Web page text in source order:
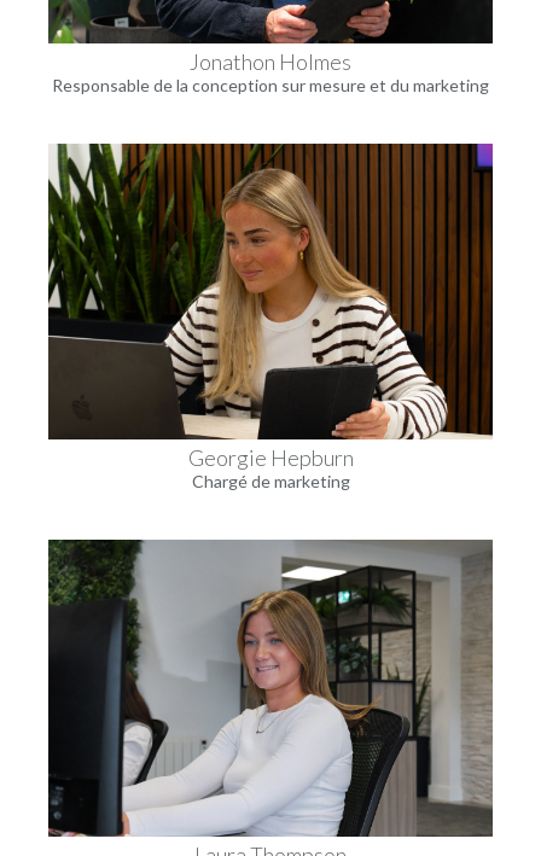
Jonathon Holmes
Responsable de la conception sur mesure et du marketing
Georgie Hepburn
Chargé de marketing